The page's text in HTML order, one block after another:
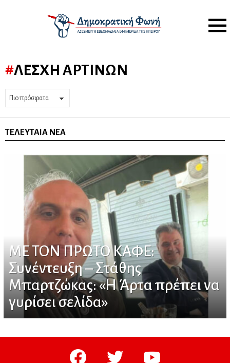
Menu
ΛΈΣΧΗ ΑΡΤΙΝΏΝ
ΤΕΛΕΥΤΑΊΑ ΝΈΑ
ΜΕ ΤΟΝ ΠΡΩΤΟ ΚΑΦΕ:
Συνέντευξη – Στάθης
Μπαρτζώκας: «Η Άρτα πρέπει να
γυρίσει σελίδα»
facebook twitter